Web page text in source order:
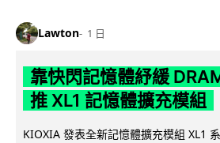
Lawton 1 日
靠快閃記憶體紓緩
推 XL1 記憶體擴充模組
KIOXIA 發表全新記憶體擴充模組 XL1